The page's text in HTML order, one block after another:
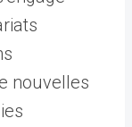
nouvelles